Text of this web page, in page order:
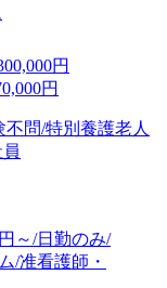
円
円
不問/特別養護老人